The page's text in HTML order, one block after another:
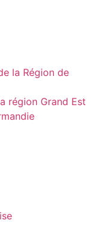
la Région de
région Grand Est